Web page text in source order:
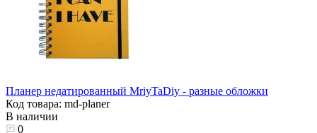
Планер недатированный MriyTaDiy - разные обложки
Код товара: md-planer
В наличии
0